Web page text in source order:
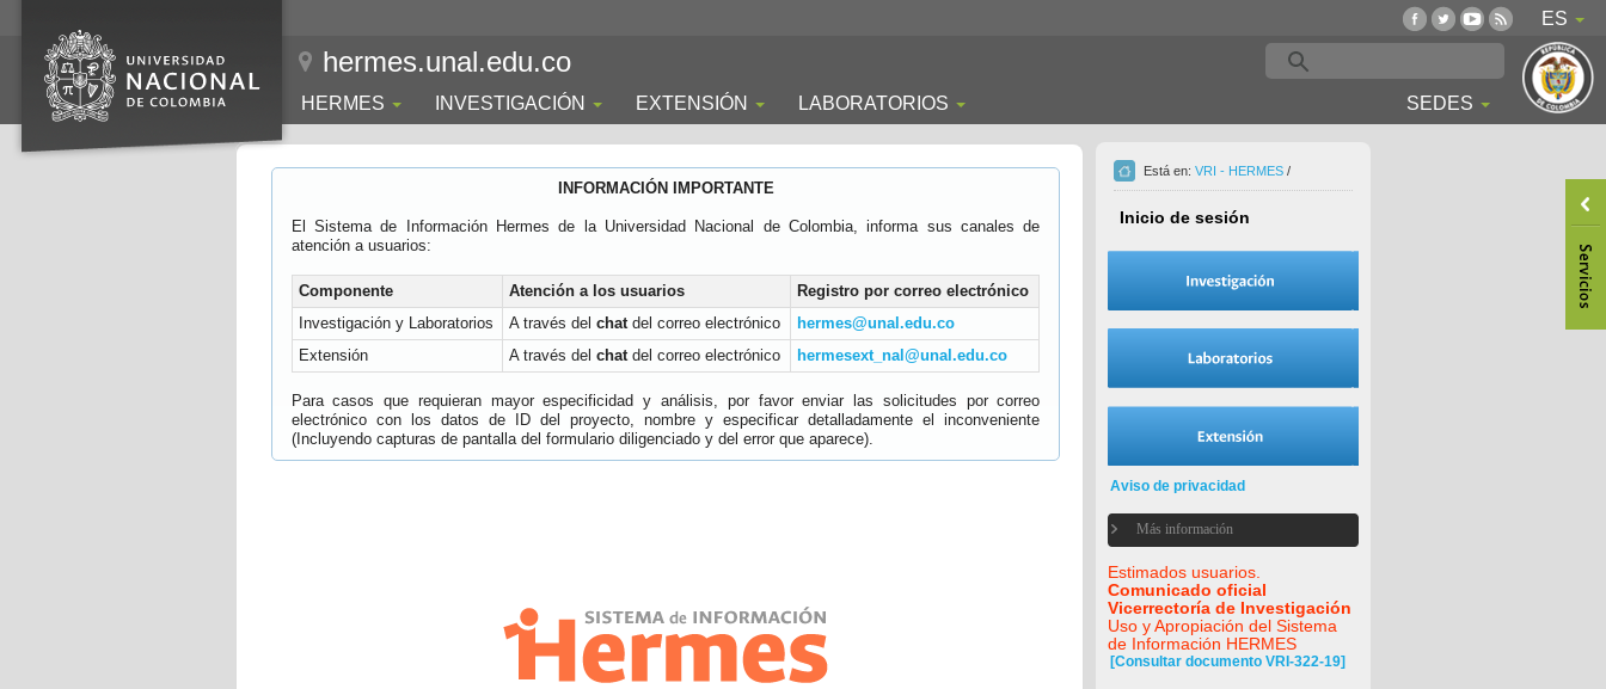
ES
hermes.unal.edu.co
HERMES INVESTIGACIÓN EXTENSIÓN LABORATORIOS SEDES
INFORMACIÓN IMPORTANTE
El Sistema de Información Hermes de la Universidad Nacional de Colombia, informa sus canales de
atención a usuarios:
Componente Atención a los usuarios
Registro por correo electrónico
Investigación y Laboratorios
A través del chatdel correo electrónico
hermes@unal.edu.co
Extensión
A través del chatdel correo electrónico hermesext_nal@unal.edu.co
Para casos que requieran mayor especificidad y análisis, por favor enviar las solicitudes por correo
electrónico con los datos de ID del proyecto, nombre y especificar detalladamente el inconveniente
(Incluyendo capturas de pantalla del formulario diligenciado y del error que aparece).
Está en: VRI - HERMES /
Inicio de sesión
Aviso de privacidad
Más información
Estimados usuarios.
Comunicado oficial
Vicerrectoría de Investigación
Uso y Apropiación del Sistema
de Información HERMES
[Consultar documento VRI-322-19]